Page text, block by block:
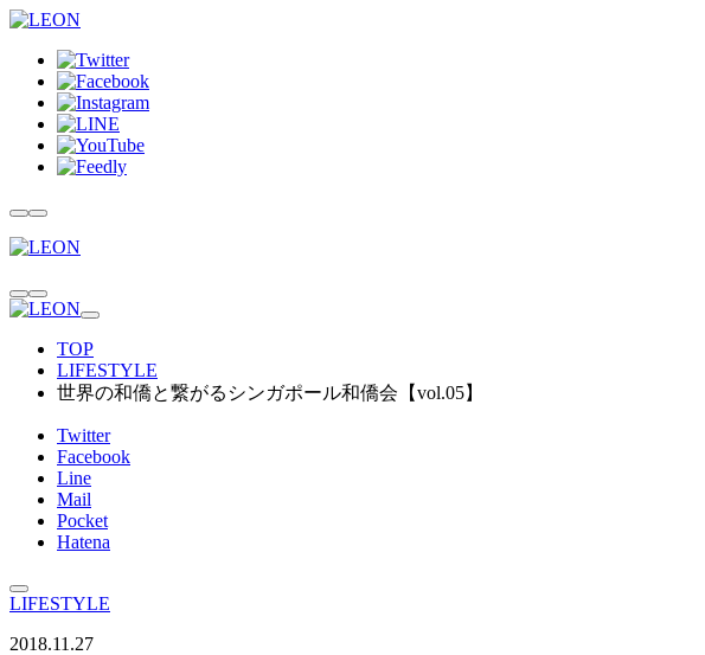
TOP
LIFESTYLE
世界の和僑と繋がるシンガポール和僑会【vol.05】
Twitter
Facebook
Line
Mail
Pocket
Hatena
LIFESTYLE
2018.11.27